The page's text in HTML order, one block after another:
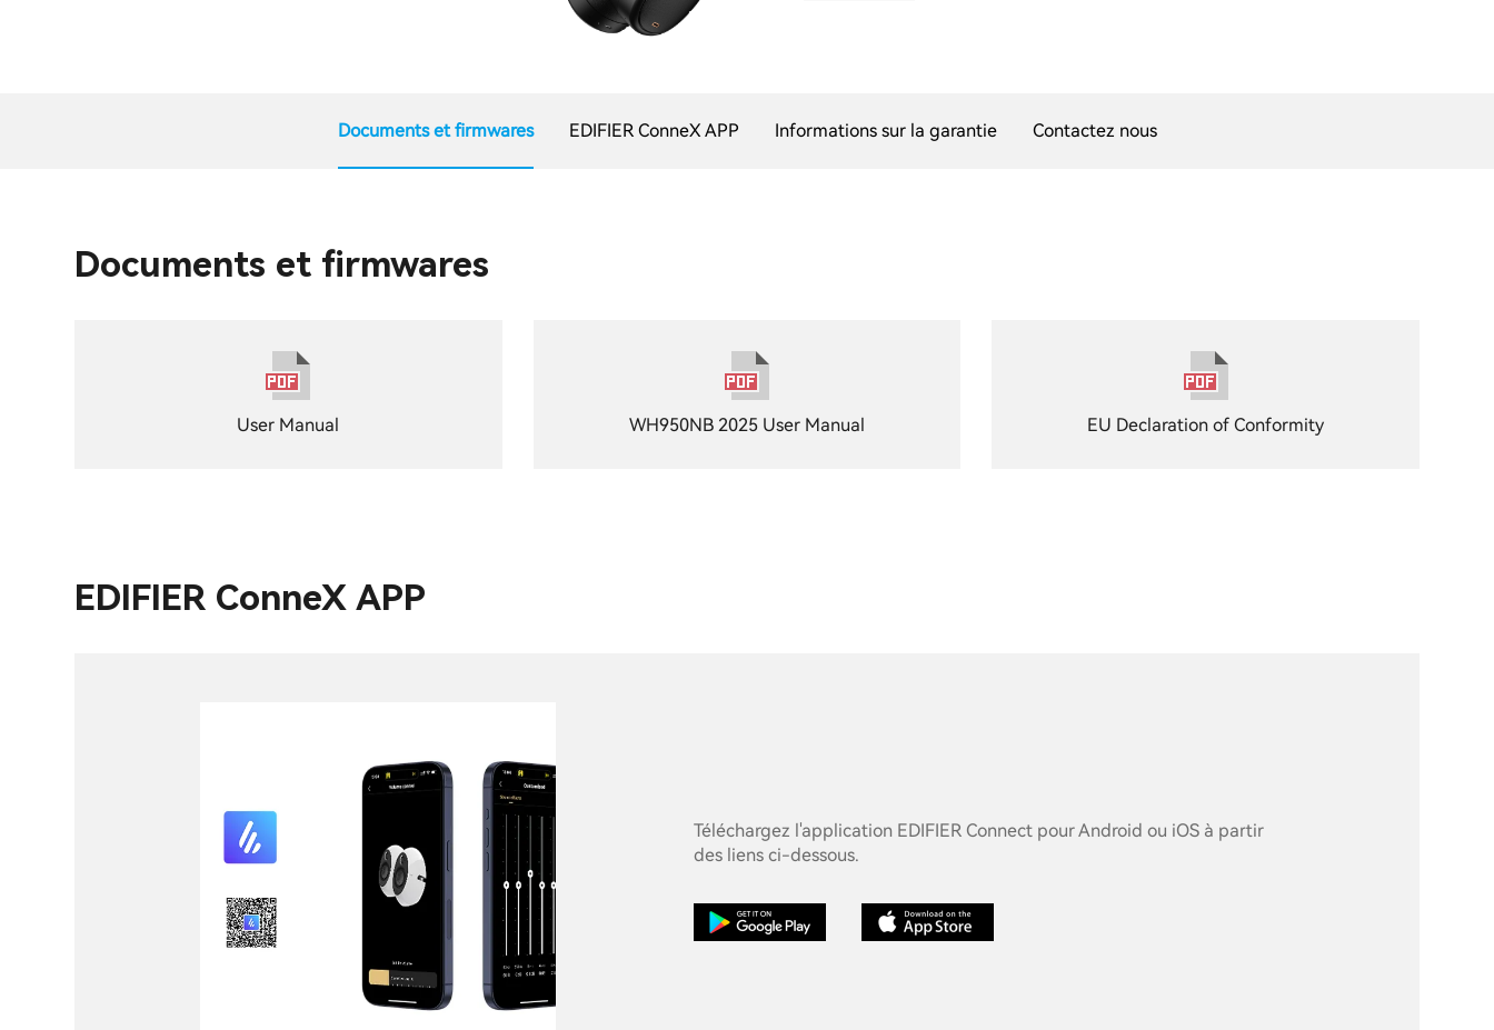
Documents et firmwares EDIFIER ConneX APP Informations sur la garantie Contactez nous
Documents et firmwares
User Manual WH950NB 2025 User Manual EU Declaration of Conformity
EDIFIER ConneX APP
Téléchargez l'application EDIFIER Connect pour Android ou iOS à partir
des liens ci-dessous.